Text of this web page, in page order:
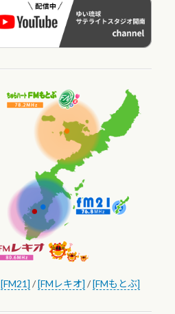
[FM21] /[FMレキオ] /[FMもとぶ]